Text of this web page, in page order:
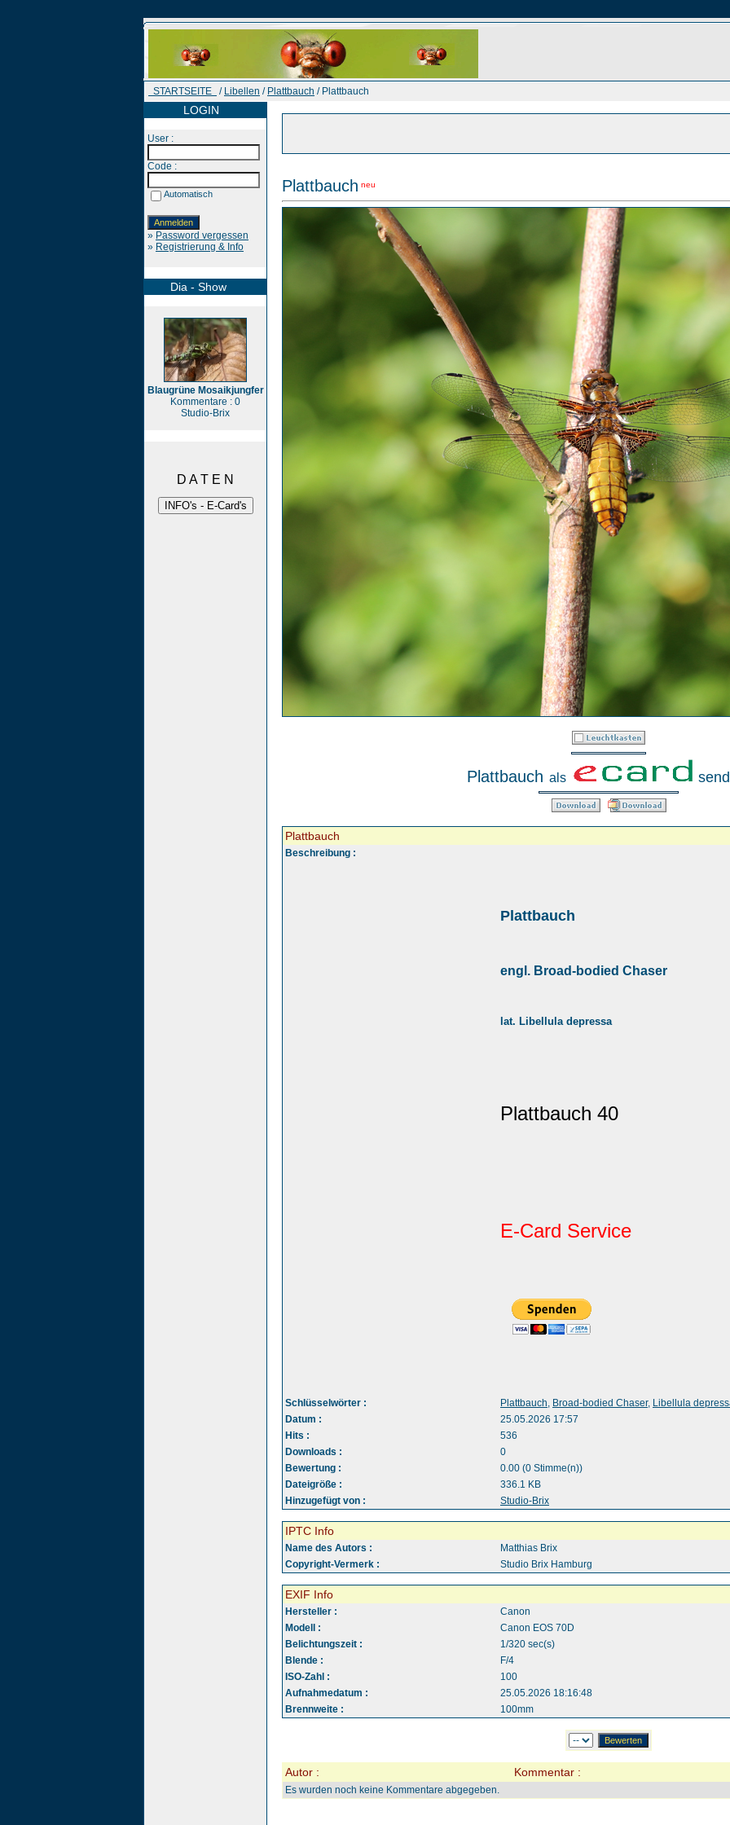
STARTSEITE / Libellen / Plattbauch / Plattbauch
LOGIN
User :
Code :
Automatisch
» Password vergessen
» Registrierung & Info
Dia - Show
Blaugrüne Mosaikjungfer
Kommentare : 0
Studio-Brix
D A T E N
Plattbauch neu
Plattbauch als
Plattbauch
Beschreibung :
Plattbauch
engl. Broad-bodied Chaser
lat. Libellula depressa
Plattbauch 40
E-Card Service
Schlüsselwörter : Plattbauch, Broad-bodied Chaser, Libellula
Datum :
25.05.2026 17:57
Hits :
536
Downloads :
0
Bewertung :
0.00 (0 Stimme(n))
Dateigröße :
336.1 KB
Hinzugefügt von :
Studio-Brix
IPTC Info
Name des Autors :
Matthias Brix
Copyright-Vermerk :
Studio Brix Hamburg
EXIF Info
Hersteller :
Canon
Modell :
Canon EOS 70D
Belichtungszeit :
1/320 sec(s)
Blende :
F/4
ISO-Zahl :
100
Aufnahmedatum :
25.05.2026 18:16:48
Brennweite :
100mm
Autor : Kommentar :
Es wurden noch keine Kommentare abgegeben.